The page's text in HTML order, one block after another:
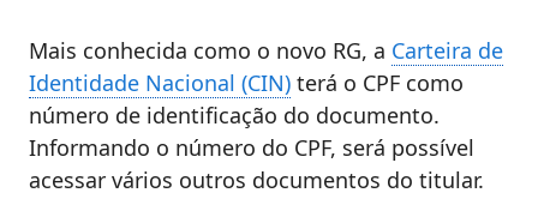
Mais conhecida como o novo RG, a Carteira de
Identidade Nacional (CIN) terá o CPF como
número de identificação do documento.
Informando o número do CPF, será possível
acessar vários outros documentos do titular.